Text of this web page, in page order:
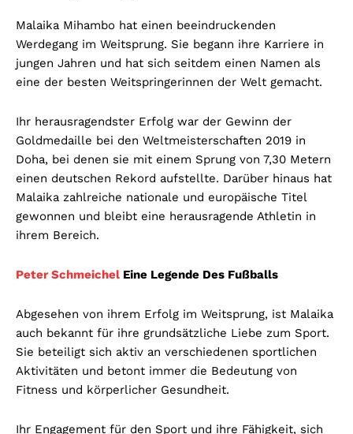
Malaika Mihambo hat einen beeindruckenden
Werdegang im Weitsprung. Sie begann ihre Karriere in
jungen Jahren und hat sich seitdem einen Namen als
eine der besten Weitspringerinnen der Welt gemacht.
Ihr herausragendster Erfolg war der Gewinn der
Goldmedaille bei den Weltmeisterschaften 2019 in
Doha, bei denen sie mit einem Sprung von 7,30 Metern
einen deutschen Rekord aufstellte. Darüber hinaus hat
Malaika zahlreiche nationale und europäische Titel
gewonnen und bleibt eine herausragende Athletin in
ihrem Bereich.
Peter Schmeichel Eine Legende Des Fußballs
Abgesehen von ihrem Erfolg im Weitsprung, ist Malaika
auch bekannt für ihre grundsätzliche Liebe zum Sport.
Sie beteiligt sich aktiv an verschiedenen sportlichen
Aktivitäten und betont immer die Bedeutung von
Fitness und körperlicher Gesundheit.
Ihr Engagement für den Sport und ihre Fähigkeit, sich